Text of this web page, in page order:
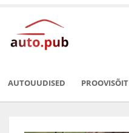
AUTOUUDISED PROOVISÕIT